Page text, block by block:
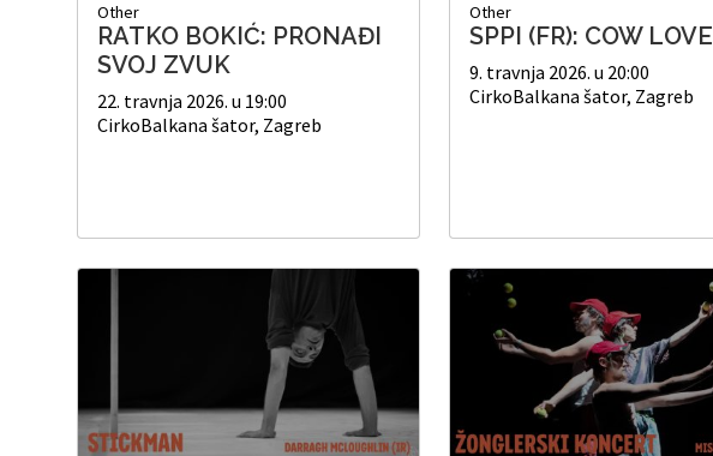
Other
RATKO BOKIĆ: PRONAĐI
SVOJ ZVUK
22. travnja 2026. u 19:00
CirkoBalkana šator, Zagreb
Other
SPPI (FR): COW LOVE
9. travnja 2026. u 20:00
CirkoBalkana šator, Zagreb